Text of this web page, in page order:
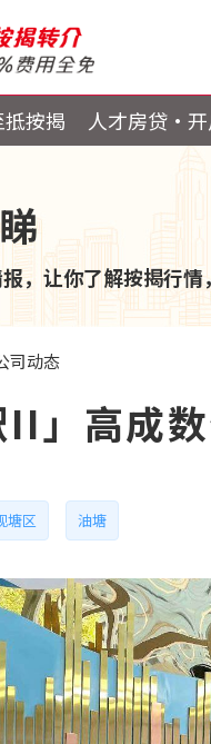
按揭 人才房贷・
，让你了解按揭行情
司动态
II」高成
塘区 油塘